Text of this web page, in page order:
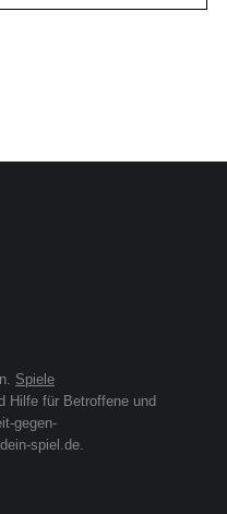
Spiele
Hilfe für Betroffene und
gegen-
spiel.de.